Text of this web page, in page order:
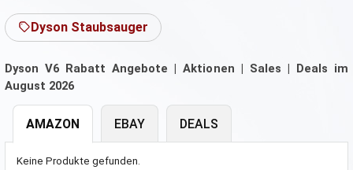
Dyson Staubsauger
Dyson V6 Rabatt Angebote | Aktionen | Sales | Deals im
August 2026
AMAZON
Keine Produkte gefunden.
EBAY DEALS